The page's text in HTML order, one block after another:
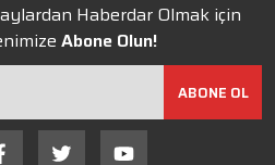
Haberdar Olmak için
Abone Olun!
ABONE OL